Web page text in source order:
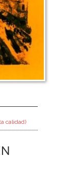
calidad)